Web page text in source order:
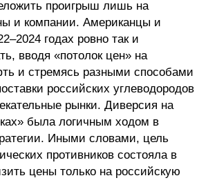
проигрыш лишь на
и компании. Американцы и
годах ровно так и
вводя «потолок цен» на
и стремясь разными способами
российских углеводородов
рынки. Диверсия на
была логичным ходом в
Иными словами, цель
противников состояла в
цены только на российскую